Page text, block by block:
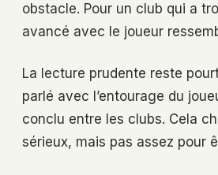
obstacle. Pour un club qui a
avancé avec le joueur
La lecture prudente reste
parlé avec l’entourage du
conclu entre les clubs. Cela
sérieux, mais pas assez pour